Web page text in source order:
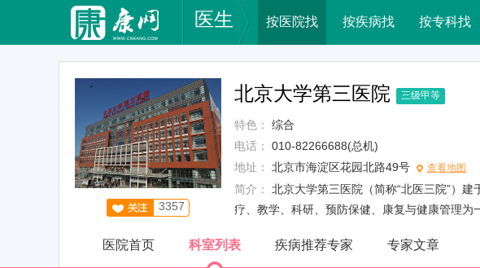
医生 按医院找 按疾病找 按专科找
3357
北京大学第三医院 三级甲等
特色： 综合
电话： 010-82266688(总机)
地址： 北京市海淀区花园北路49号 查看地图
简介： 北京大学第三医院（简称“北医三院”）
疗、教学、科研、预防保健、康复与健康管理为
医院首页 科室列表 疾病推荐专家 专家文章